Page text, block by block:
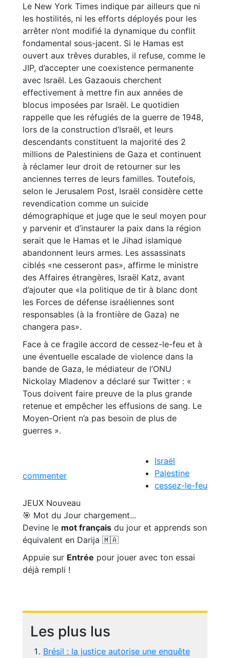
Le New York Times indique par ailleurs que ni
les hostilités, ni les efforts déployés pour les
arrêter n’ont modifié la dynamique du conflit
fondamental sous-jacent. Si le Hamas est
ouvert aux trêves durables, il refuse, comme le
JIP, d’accepter une coexistence permanente
avec Israël. Les Gazaouis cherchent
effectivement à mettre fin aux années de
blocus imposées par Israël. Le quotidien
rappelle que les réfugiés de la guerre de 1948,
lors de la construction d’Israël, et leurs
descendants constituent la majorité des 2
millions de Palestiniens de Gaza et continuent
à réclamer leur droit de retourner sur les
anciennes terres de leurs familles. Toutefois,
selon le Jerusalem Post, Israël considère cette
revendication comme un suicide
démographique et juge que le seul moyen pour
y parvenir et d’instaurer la paix dans la région
serait que le Hamas et le Jihad islamique
abandonnent leurs armes. Les assassinats
ciblés «ne cesseront pas», affirme le ministre
des Affaires étrangères, Israël Katz, avant
d’ajouter que «la politique de tir à blanc dont
les Forces de défense israéliennes sont
responsables (à la frontière de Gaza) ne
changera pas».
Face à ce fragile accord de cessez-le-feu et à
une éventuelle escalade de violence dans la
bande de Gaza, le médiateur de l’ONU
Nickolay Mladenov a déclaré sur Twitter : «
Tous doivent faire preuve de la plus grande
retenue et empêcher les effusions de sang. Le
Moyen-Orient n’a pas besoin de plus de
guerres ».
commenter
Israël
Palestine
cessez-le-feu
JEUX Nouveau
🎯 Mot du Jour chargement...
Devine le mot français du jour et apprends son
équivalent en Darija 🇲🇦
Appuie sur Entrée pour jouer avec ton essai
déjà rempli !
Les plus lus
Brésil : la justice autorise une enquête